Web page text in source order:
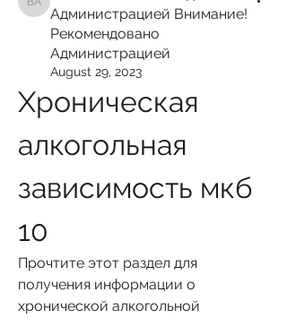
Внимание! Рекомендовано Администрацией
Администрацией Внимание!
Рекомендовано
Администрацией
August 29, 2023
Хроническая
алкогольная
зависимость мкб
10
Прочтите этот раздел для
получения информации о
хронической алкогольной